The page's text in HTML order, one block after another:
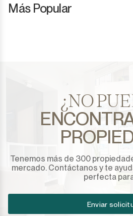
Más Popular
¿NO
Tenemos más de 300
mercado. Contáctanos y te
perfecta
Enviar